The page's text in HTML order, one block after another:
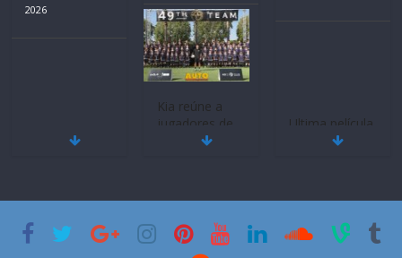
2026
Mercado
historia
11 de julio de
Kia reúne a
jugadores de
fútbol de todo
2026
Ultima película
‘Spider‑Man:
29 de julio de